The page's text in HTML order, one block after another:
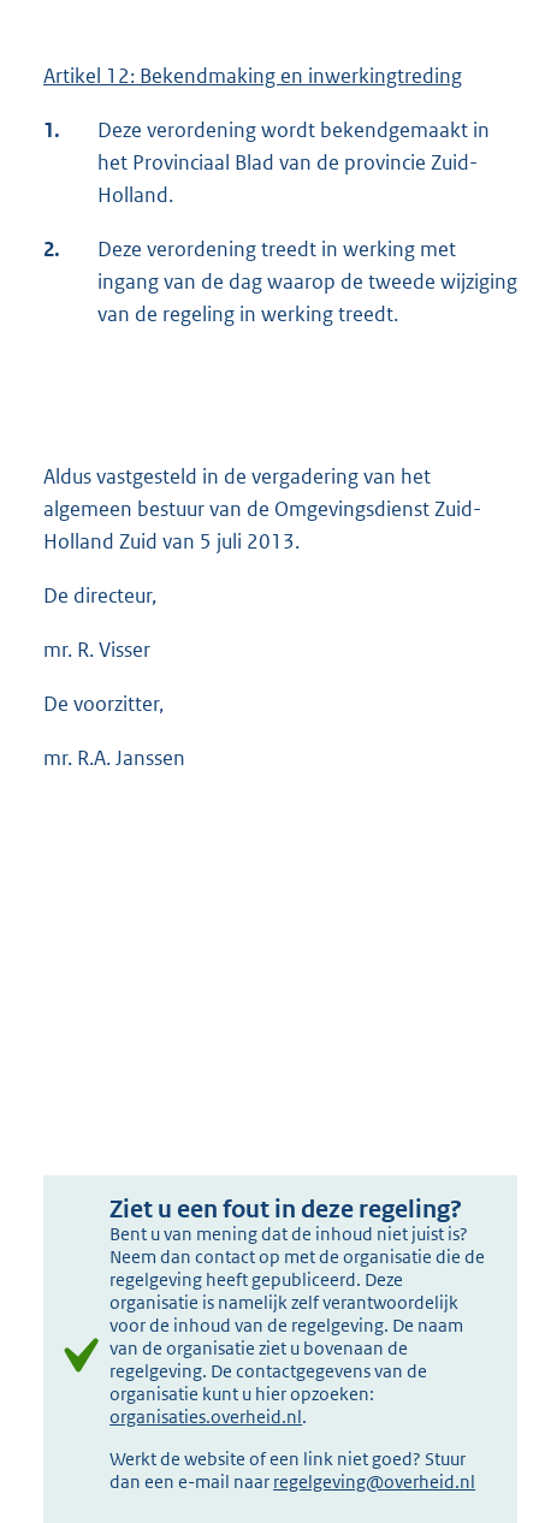
Artikel 12: Bekendmaking en inwerkingtreding
1.
Deze verordening wordt bekendgemaakt in
het Provinciaal Blad van de provincie Zuid-
Holland.
2.
Deze verordening treedt in werking met
ingang van de dag waarop de tweede wijziging
van de regeling in werking treedt.
Aldus vastgesteld in de vergadering van het
algemeen bestuur van de Omgevingsdienst Zuid-
Holland Zuid van 5 juli 2013.
De directeur,
mr. R. Visser
De voorzitter,
mr. R.A. Janssen
Ziet u een fout in deze regeling?
Bent u van mening dat de inhoud niet juist is?
Neem dan contact op met de organisatie die de
regelgeving heeft gepubliceerd. Deze
organisatie is namelijk zelf verantwoordelijk
voor de inhoud van de regelgeving. De naam
van de organisatie ziet u bovenaan de
regelgeving. De contactgegevens van de
organisatie kunt u hier opzoeken:
organisaties.overheid.nl.
Werkt de website of een link niet goed? Stuur
dan een e-mail naar regelgeving@overheid.nl